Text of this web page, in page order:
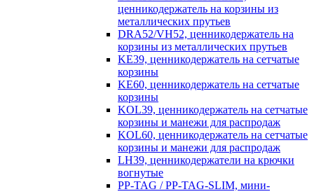
ценникодержатель на корзины из
металлических прутьев
DRA52/VH52, ценникодержатель на
корзины из металлических прутьев
KE39, ценникодержатель на сетчатые
корзины
KE60, ценникодержатель на сетчатые
корзины
KOL39, ценникодержатель на сетчатые
корзины и манежи для распродаж
KOL60, ценникодержатель на сетчатые
корзины и манежи для распродаж
LH39, ценникодержатели на крючки
вогнутые
PP-TAG / PP-TAG-SLIM, мини-